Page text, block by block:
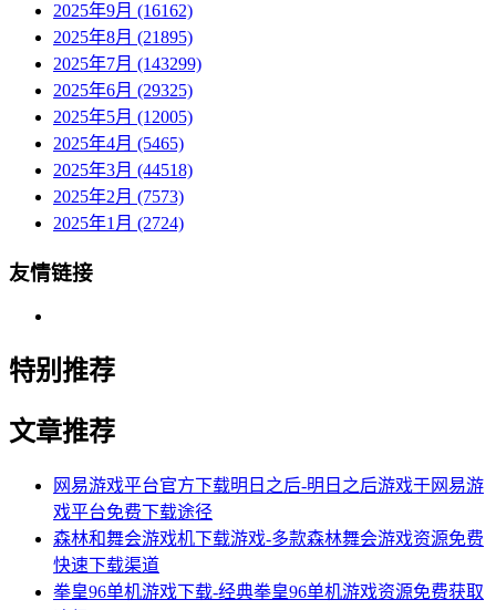
2025年9月 (16162)
2025年8月 (21895)
2025年7月 (143299)
2025年6月 (29325)
2025年5月 (12005)
2025年4月 (5465)
2025年3月 (44518)
2025年2月 (7573)
2025年1月 (2724)
友情链接
特别推荐
文章推荐
网易游戏平台官方下载明日之后-明日之后游戏于网易游
戏平台免费下载途径
森林和舞会游戏机下载游戏-多款森林舞会游戏资源免费
快速下载渠道
拳皇96单机游戏下载-经典拳皇96单机游戏资源免费获取